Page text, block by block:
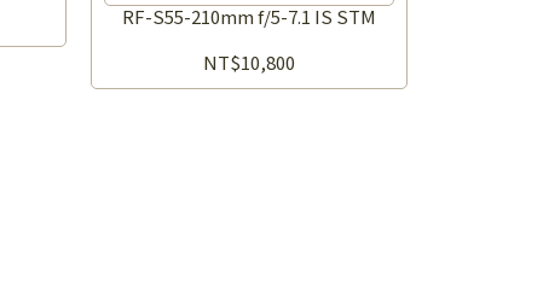
RF-S55-210mm f/5-7.1 IS STM
NT$10,800